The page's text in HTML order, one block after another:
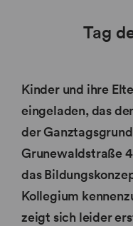
Tag
Kinder und ihre
eingeladen, das
der
Grunewaldstraße
das
Kollegium
zeigt sich leider